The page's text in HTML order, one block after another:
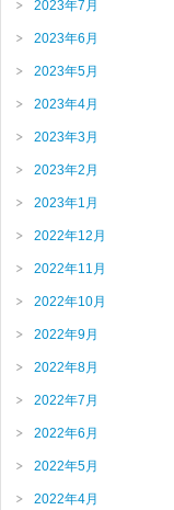
2023年7月
2023年6月
2023年5月
2023年4月
2023年3月
2023年2月
2023年1月
2022年12月
2022年11月
2022年10月
2022年9月
2022年8月
2022年7月
2022年6月
2022年5月
2022年4月